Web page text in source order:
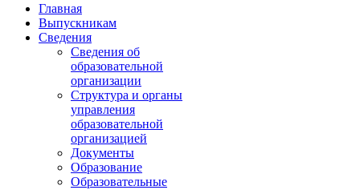
Главная
Выпускникам
Сведения
Сведения об
образовательной
организации
Структура и органы
управления
образовательной
организацией
Документы
Образование
Образовательные